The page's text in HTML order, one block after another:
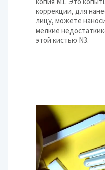
коррекции, для
лицу, можете
мелкие
этой кистью N3.